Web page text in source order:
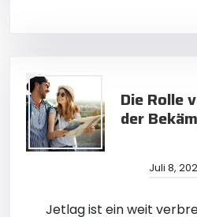
Die Rolle
der
Juli 8,
Jetlag ist ein weit